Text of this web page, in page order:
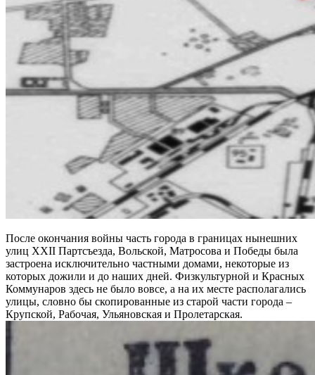
После окончания войны часть города в границах нынешних
улиц XXII Партсъезда, Вольской, Матросова и Победы была
застроена исключительно частными домами, некоторые из
которых дожили и до наших дней. Физкультурной и Красных
Коммунаров здесь не было вовсе, а на их месте располагались
улицы, словно бы скопированные из старой части города –
Крупской, Рабочая, Ульяновская и Пролетарская.